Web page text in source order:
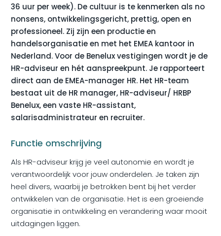
36 uur per week). De cultuur is te kenmerken als no
nonsens, ontwikkelingsgericht, prettig, open en
professioneel. Zij zijn een productie en
handelsorganisatie en met het EMEA kantoor in
Nederland. Voor de Benelux vestigingen wordt je de
HR-adviseur en hét aanspreekpunt. Je rapporteert
direct aan de EMEA-manager HR. Het HR-team
bestaat uit de HR manager, HR-adviseur/ HRBP
Benelux, een vaste HR-assistant,
salarisadministrateur en recruiter.
Functie omschrijving
Als HR-adviseur krijg je veel autonomie en wordt je
verantwoordelijk voor jouw onderdelen. Je taken zijn
heel divers, waarbij je betrokken bent bij het verder
ontwikkelen van de organisatie. Het is een groeiende
organisatie in ontwikkeling en verandering waar mooit
uitdagingen liggen.